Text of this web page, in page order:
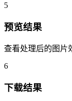
5
预览结果
查看处理后的图片
6
下载结果